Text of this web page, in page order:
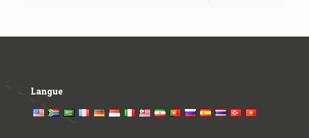
Langue